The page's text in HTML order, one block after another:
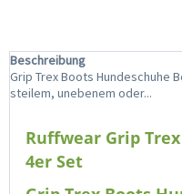
Beschreibung
Grip Trex Boots Hundeschuhe
steilem, unebenem oder...
Ruffwear Grip
4er Set